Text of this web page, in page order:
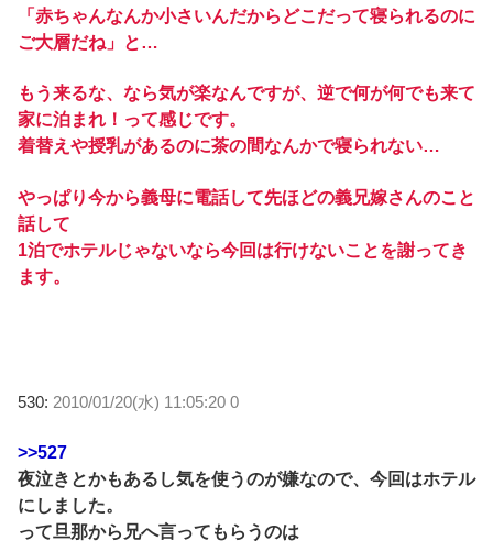
「赤ちゃんなんか小さいんだからどこだって寝られるのに
ご大層だね」と…
もう来るな、なら気が楽なんですが、逆で何が何でも来て
家に泊まれ！って感じです。
着替えや授乳があるのに茶の間なんかで寝られない…
やっぱり今から義母に電話して先ほどの義兄嫁さんのこと
話して
1泊でホテルじゃないなら今回は行けないことを謝ってき
ます。
530: 2010/01/20(水) 11:05:20 0
>>527
夜泣きとかもあるし気を使うのが嫌なので、今回はホテル
にしました。
って旦那から兄へ言ってもらうのは